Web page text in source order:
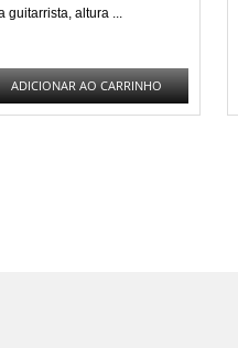
guitarrista, altura ...
ADICIONAR AO CARRINHO